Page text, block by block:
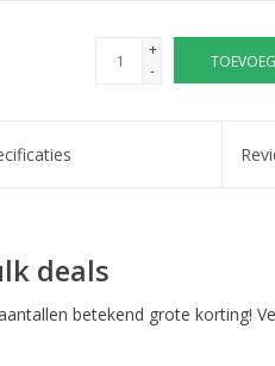
+
-
deals
betekend grote korting!